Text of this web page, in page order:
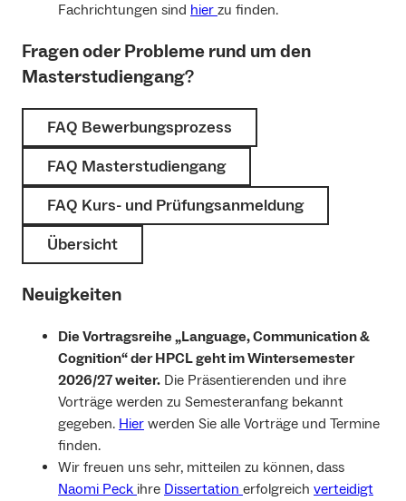
Fachrichtungen sind hier zu finden.
Fragen oder Probleme rund um den
Masterstudiengang?
FAQ Bewerbungsprozess
FAQ Masterstudiengang
FAQ Kurs- und Prüfungsanmeldung
Übersicht
Neuigkeiten
Die Vortragsreihe „Language, Communication &
Cognition“ der HPCL geht im Wintersemester
2026/27 weiter. Die Präsentierenden und ihre
Vorträge werden zu Semesteranfang bekannt
gegeben. Hier werden Sie alle Vorträge und Termine
finden.
Wir freuen uns sehr, mitteilen zu können, dass
Naomi Peck ihre Dissertation erfolgreich verteidigt